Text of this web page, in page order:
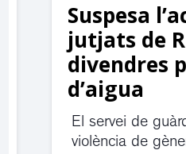
Suspesa
jutjats de
divendres
d’aigua
El servei de guàrdia
violència de gènere